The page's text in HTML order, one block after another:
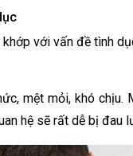
với vấn đề tình
mệt mỏi, khó
hệ sẽ rất dễ bị